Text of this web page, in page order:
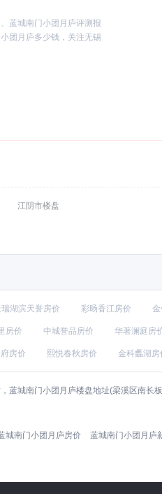
蓝城南门小团月庐评测报
团月庐多少钱，关注无锡
江阴市楼盘
瑞湖滨天誉房价 彩旸香江房价 金
房价 中城誉品房价 华著澜庭房
房价 熙悦春秋房价 金科蠡湖房
城南门小团月庐楼盘地址(梁溪区南长
城南门小团月庐房价 蓝城南门小团月庐